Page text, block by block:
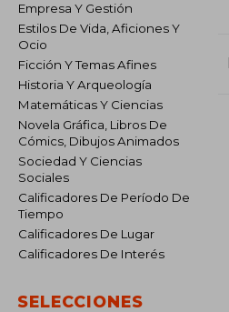
Empresa Y Gestión
Estilos De Vida, Aficiones Y
Ocio
Ficción Y Temas Afines
Historia Y Arqueología
Matemáticas Y Ciencias
Novela Gráfica, Libros De
Cómics, Dibujos Animados
Sociedad Y Ciencias
Sociales
Calificadores De Período De
Tiempo
Calificadores De Lugar
Calificadores De Interés
SELECCIONES